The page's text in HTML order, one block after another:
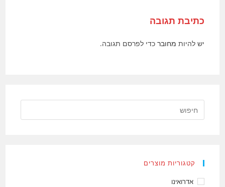
כתיבת תגובה
יש להיות מחובר כדי לפרסם תגובה.
קטגוריות מוצרים
אדרואינו